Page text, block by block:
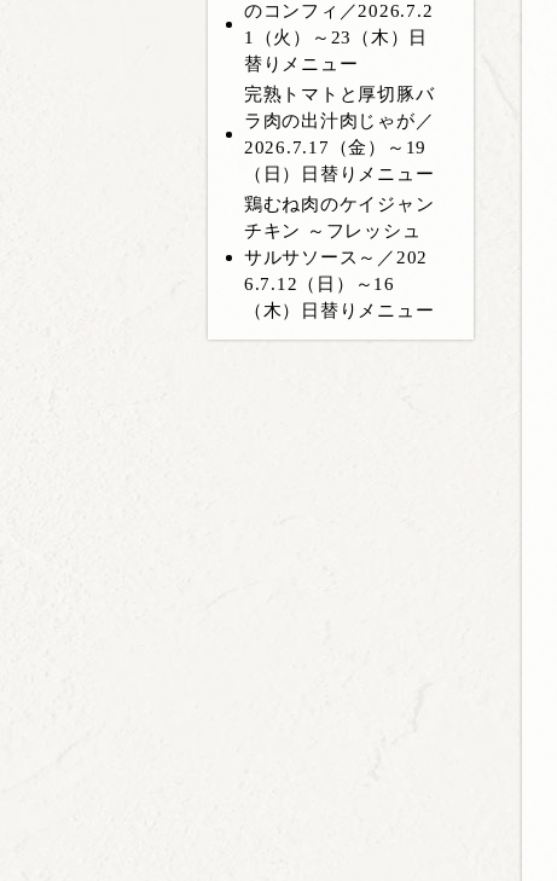
のコンフィ／2026.7.2
1（火）～23（木）日
替りメニュー
完熟トマトと厚切豚バ
ラ肉の出汁肉じゃが／
2026.7.17（金）～19
（日）日替りメニュー
鶏むね肉のケイジャン
チキン ～フレッシュ
サルサソース～／202
6.7.12（日）～16
（木）日替りメニュー